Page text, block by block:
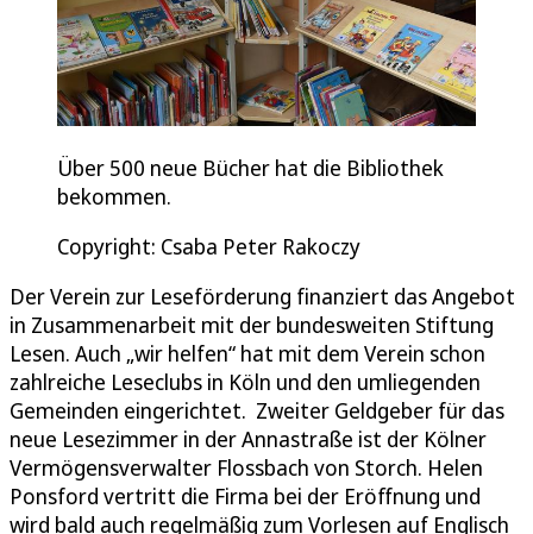
Über 500 neue Bücher hat die Bibliothek
bekommen.
Copyright: Csaba Peter Rakoczy
Der Verein zur Leseförderung finanziert das Angebot
in Zusammenarbeit mit der bundesweiten Stiftung
Lesen. Auch „wir helfen“ hat mit dem Verein schon
zahlreiche Leseclubs in Köln und den umliegenden
Gemeinden eingerichtet. Zweiter Geldgeber für das
neue Lesezimmer in der Annastraße ist der Kölner
Vermögensverwalter Flossbach von Storch. Helen
Ponsford vertritt die Firma bei der Eröffnung und
wird bald auch regelmäßig zum Vorlesen auf Englisch